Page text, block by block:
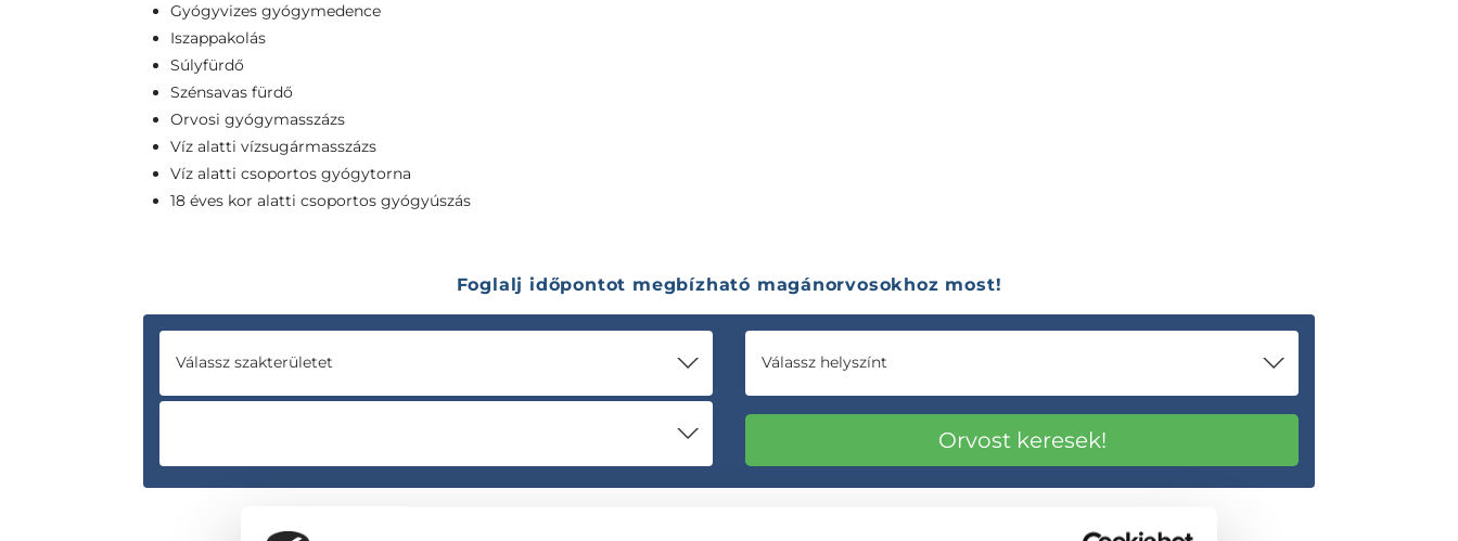
Gyógyvizes gyógymedence
Iszappakolás
Súlyfürdő
Szénsavas fürdő
Orvosi gyógymasszázs
Víz alatti vízsugármasszázs
Víz alatti csoportos gyógytorna
18 éves kor alatti csoportos gyógyúszás
Foglalj időpontot megbízható magánorvosokhoz most!
Válassz szakterületet Válassz helyszínt